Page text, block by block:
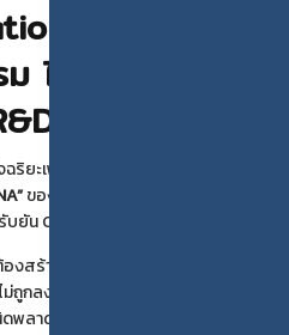
DNA: ฝังราก
ไม่ใช่แค่แผนก
ยะเพียงคนเดียว หรือแผนก R&D ที่
ของทุกคนในองค์กร ตั้งแต่พนักงาน
ยัน CEO
งสร้างพื้นที่ปลอดภัยที่ทีมงานกล้าพูด
กลงโทษ เพราะนวัตกรรมเกิดจากการ
พลาด (Trial and Error)